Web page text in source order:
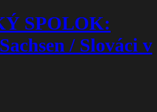
SPOLOK:
/ Slováci v